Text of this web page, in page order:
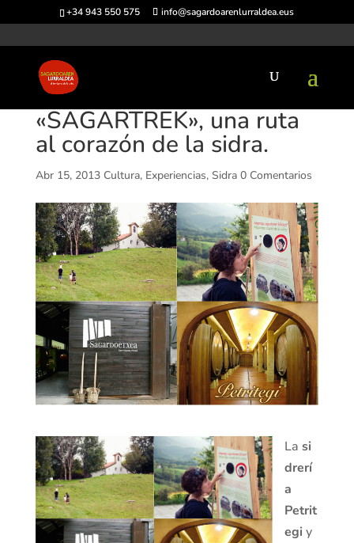
+34 943 550 575 info@sagardoarenlurraldea.eus
«SAGARTREK», una ruta
al corazón de la sidra.
Abr 15, 2013 Cultura, Experiencias, Sidra 0 Comentarios
La si
drerí
a
Petrit
egiy